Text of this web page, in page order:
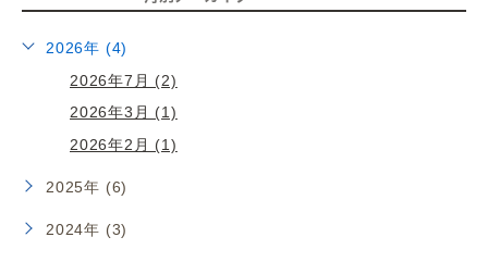
2026年 (4)
2026年7月 (2)
2026年3月 (1)
2026年2月 (1)
2025年 (6)
2024年 (3)